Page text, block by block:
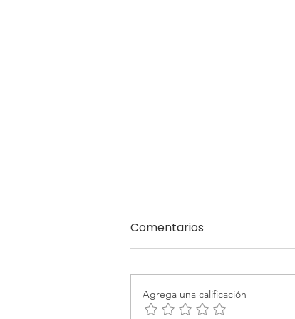
Comentarios
Agrega una calificación